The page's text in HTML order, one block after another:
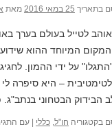
בתאריך 25 במאי 2016 מאת
אוהב לטייל בעולם בערך
המיוחד ההוא
– היא סיפרה
הבידוק הבטחוני בנתב"ג.
בקטגוריה חו"ל, כללי עם